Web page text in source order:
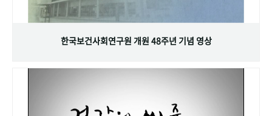
한국보건사회연구원 개원 48주년 기념 영상